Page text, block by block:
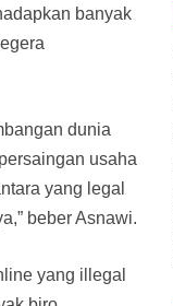
banyak
dunia
usaha
yang legal
beber Asnawi.
yang illegal